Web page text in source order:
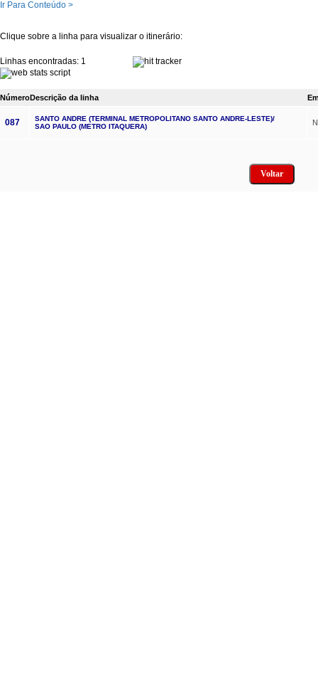
Ir Para Conteúdo >
Clique sobre a linha para visualizar o itinerário:
Linhas encontradas: 1
NúmeroDescrição da linha
087
SANTO ANDRE (TERMINAL METROPOLITANO SANTO ANDRE-LESTE)/
SAO PAULO (METRO ITAQUERA)